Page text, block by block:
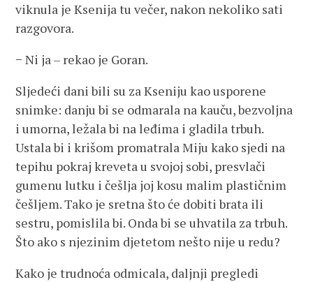
viknula je Ksenija tu večer, nakon nekoliko sati
razgovora.
− Ni ja – rekao je Goran.
Sljedeći dani bili su za Kseniju kao usporene
snimke: danju bi se odmarala na kauču, bezvoljna
i umorna, ležala bi na leđima i gladila trbuh.
Ustala bi i krišom promatrala Miju kako sjedi na
tepihu pokraj kreveta u svojoj sobi, presvlači
gumenu lutku i češlja joj kosu malim plastičnim
češljem. Tako je sretna što će dobiti brata ili
sestru, pomislila bi. Onda bi se uhvatila za trbuh.
Što ako s njezinim djetetom nešto nije u redu?
Kako je trudnoća odmicala, daljnji pregledi